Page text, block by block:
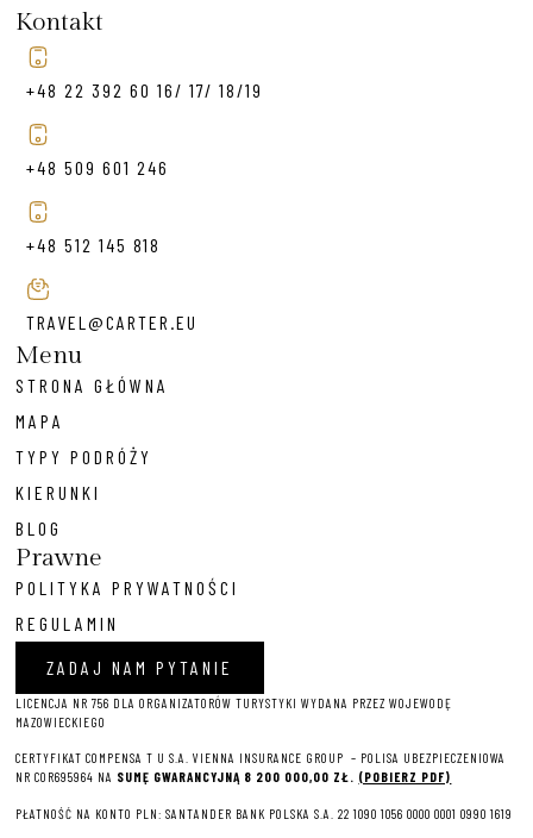
Kontakt
+48 22 392 60 16/ 17/ 18/19
+48 509 601 246
+48 512 145 818
TRAVEL@CARTER.EU
Menu
STRONA GŁÓWNA
MAPA
TYPY PODRÓŻY
KIERUNKI
BLOG
Prawne
POLITYKA PRYWATNOŚCI
REGULAMIN
ZADAJ NAM PYTANIE
LICENCJA NR 756 DLA ORGANIZATORÓW TURYSTYKI WYDANA PRZEZ WOJEWODĘ
MAZOWIECKIEGO
CERTYFIKAT COMPENSA T U S.A. VIENNA INSURANCE GROUP – POLISA UBEZPIECZENIOWA
NR COR695964 NA SUMĘ GWARANCYJNĄ 8 200 000,00 ZŁ. (POBIERZ PDF)
PŁATNOŚĆ NA KONTO PLN: SANTANDER BANK POLSKA S.A. 22 1090 1056 0000 0001 0990 1619